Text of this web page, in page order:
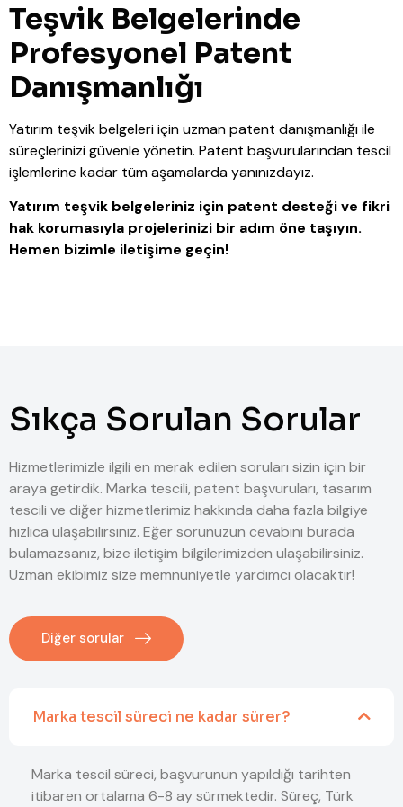
Teşvik Belgelerinde
Profesyonel Patent
Danışmanlığı
Yatırım teşvik belgeleri için uzman patent danışmanlığı ile
süreçlerinizi güvenle yönetin. Patent başvurularından tescil
işlemlerine kadar tüm aşamalarda yanınızdayız.
Yatırım teşvik belgeleriniz için patent desteği ve fikri
hak korumasıyla projelerinizi bir adım öne taşıyın.
Hemen bizimle iletişime geçin!
Sıkça Sorulan Sorular
Hizmetlerimizle ilgili en merak edilen soruları sizin için bir
araya getirdik. Marka tescili, patent başvuruları, tasarım
tescili ve diğer hizmetlerimiz hakkında daha fazla bilgiye
hızlıca ulaşabilirsiniz. Eğer sorunuzun cevabını burada
bulamazsanız, bize iletişim bilgilerimizden ulaşabilirsiniz.
Uzman ekibimiz size memnuniyetle yardımcı olacaktır!
Diğer sorular
Marka tescil süreci ne kadar sürer?
Marka tescil süreci, başvurunun yapıldığı tarihten
itibaren ortalama 6-8 ay sürmektedir. Süreç, Türk